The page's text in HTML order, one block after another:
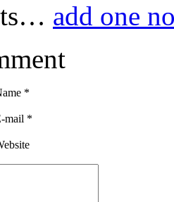
add one
*
mail *